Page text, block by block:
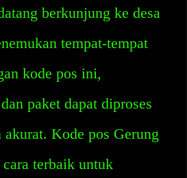
berkunjung ke desa
tempat-tempat
kode pos ini,
paket dapat diproses
akurat. Kode pos Gerung
terbaik untuk